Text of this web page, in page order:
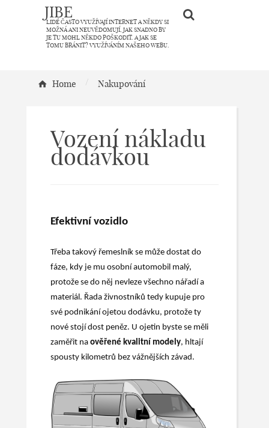
JIBE
LIDÉ ČASTO VYUŽÍVAJÍ INTERNET A NĚKDY SI
MOŽNÁ ANI NEUVĚDOMUJÍ, JAK SNADNO BY
JE TU MOHL NĚKDO POŠKODIT. A JAK SE
TOMU BRÁNIT? VYUŽÍVÁNÍM NAŠEHO WEBU.
Home / Nakupování
Vození nákladu
dodávkou
Efektivní vozidlo
Třeba takový řemeslník se může dostat do
fáze, kdy je mu osobní automobil malý,
protože se do něj nevleze všechno nářadí a
materiál. Řada živnostníků tedy kupuje pro
své podnikání ojetou dodávku, protože ty
nové stojí dost peněz. U ojetin byste se měli
zaměřit na ověřené kvalitní modely, hltají
spousty kilometrů bez vážnějších závad.